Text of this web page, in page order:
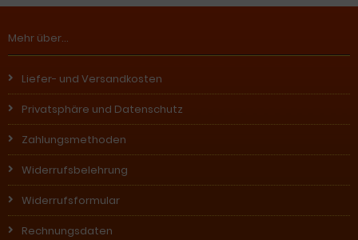
Mehr über...
Liefer- und Versandkosten
Privatsphäre und Datenschutz
Zahlungsmethoden
Widerrufsbelehrung
Widerrufsformular
Rechnungsdaten